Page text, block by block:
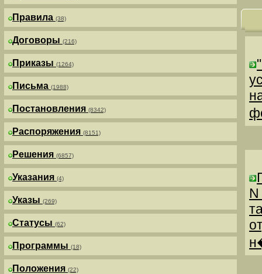
Правила (38)
Договоры (216)
Приказы (1264)
Письма (1988)
Постановления (8342)
Распоряжения (8151)
Решения (6857)
Указания (4)
Указы (269)
Статусы (62)
Программы (18)
Положения (22)